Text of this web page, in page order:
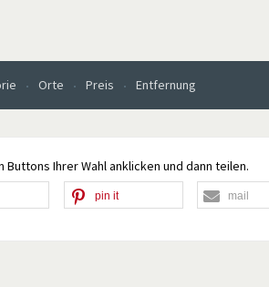
Orte Preis Entfernung
Ihrer Wahl anklicken und dann teilen.
pin it mail